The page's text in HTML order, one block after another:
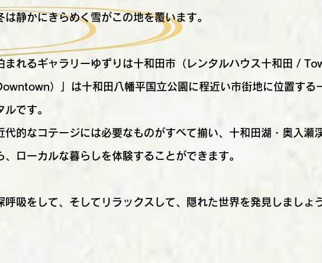
は静かにきらめく雪がこの地を覆います。
まれるギャラリーゆずりは十和田市（レンタルハウス十和田 /
）」は十和田八幡平国立公園に程近い市街地に位置する
ルです。
代的なコテージには必要なものがすべて揃い、十和田湖・奥入瀬
、ローカルな暮らしを体験することができます。
呼吸をして、そしてリラックスして、隠れた世界を発見しましょう